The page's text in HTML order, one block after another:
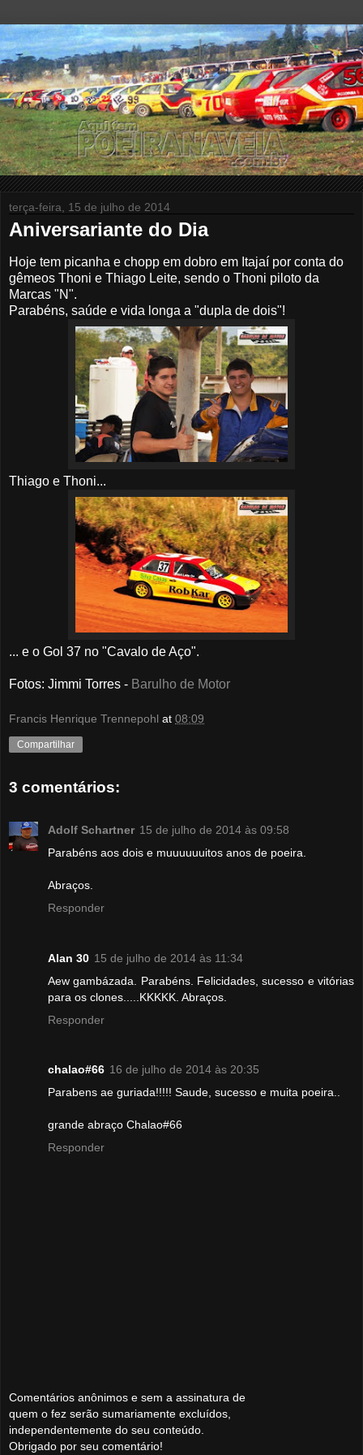
terça-feira, 15 de julho de 2014
Aniversariante do Dia
Hoje tem picanha e chopp em dobro em Itajaí por conta do
gêmeos Thoni e Thiago Leite, sendo o Thoni piloto da
Marcas "N".
Parabéns, saúde e vida longa a "dupla de dois"!
Thiago e Thoni...
... e o Gol 37 no "Cavalo de Aço".
Fotos: Jimmi Torres - Barulho de Motor
Francis Henrique Trennepohl at 08:09
Compartilhar
3 comentários:
Adolf Schartner 15 de julho de 2014 às 09:58
Parabéns aos dois e muuuuuuitos anos de poeira.
Abraços.
Responder
Alan 30 15 de julho de 2014 às 11:34
Aew gambázada. Parabéns. Felicidades, sucesso e vitórias
para os clones.....KKKKK. Abraços.
Responder
chalao#66 16 de julho de 2014 às 20:35
Parabens ae guriada!!!!! Saude, sucesso e muita poeira..
grande abraço Chalao#66
Responder
Comentários anônimos e sem a assinatura de
quem o fez serão sumariamente excluídos,
independentemente do seu conteúdo.
Obrigado por seu comentário!